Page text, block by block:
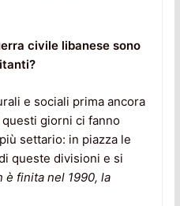
civile libanese sono
e sociali prima ancora
giorni ci fanno
settario: in piazza le
queste divisioni e si
è finita nel 1990, la